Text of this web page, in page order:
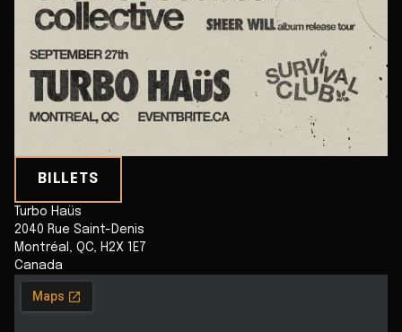
BILLETS
Turbo Haüs
2040 Rue Saint-Denis
Montréal , QC, H2X 1E7
Canada